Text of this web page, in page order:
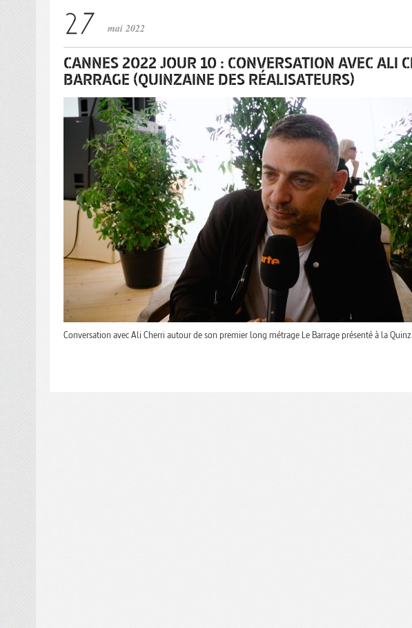
mai 2022
CANNES 2022 JOUR 10 : CONVERSATION AVEC ALI
BARRAGE (QUINZAINE DES RÉALISATEURS)
Conversation avec Ali Cherri autour de son premier long métrage Le Barrage présenté à la